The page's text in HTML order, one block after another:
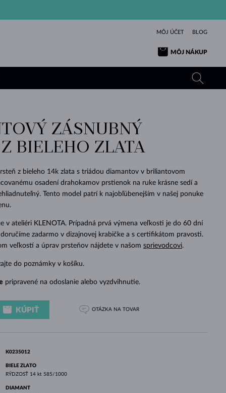
MÔJ ÚČET BLOG
MÔJ NÁKUP
VÝNIMOČNÝ
POZRIEŤ
LÁSKA
POZRIEŤ
ŽLTÉ ZLATO
RUŽOVÉ ZLATO
KRÁSOU
POZRIEŤ
TANZANITY
TOPÁSY
TURMALÍNY
VLTAVÍNY
BIELE ZLATO
KRÁSNE
POZRIEŤ
TURMALÍNY
VLTAVÍNY
MINERÁLY
PERLOVÉ PRÍVESKY
RUŽOVÉ ZLATO
PRÍVESKY
POZRIEŤ
NÁRAMKY
POZRIEŤ
ELEGANCIA
POZRIEŤ
ZAFÍRY
SMARAGDY
VLTAVÍNY
MINERÁLY
BIELE ZLATO
ŠPERKY
POZRIEŤ
KRÁSU
POZRIEŤ
KOLEKCIE
POZRIEŤ
ZÁSNUBNÝ
BIELEHO ZLATA
z bieleho 14k zlata s triádou diamantov v briliantovom
osadení drahokamov prstienok na ruke krásne sedí a
Tento model patrí k najobľúbenejším v našej ponuke
v ateliéri KLENOTA. Prípadná prvá výmena veľkosti je do 60 dní
zadarmo v dizajnovej krabičke a s certifikátom pravosti.
veľkostí a úprav prsteňov nájdete v našom sprievodcovi.
do poznámky v košíku.
pripravené na odoslanie alebo vyzdvihnutie.
KÚPIŤ OTÁZKA NA TOVAR
K0235012
BIELE ZLATO
RÝDZOSŤ 14 kt 585/1000
DIAMANT